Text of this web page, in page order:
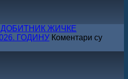
ЖИЧКЕ
ГОДИНУ Коментари су